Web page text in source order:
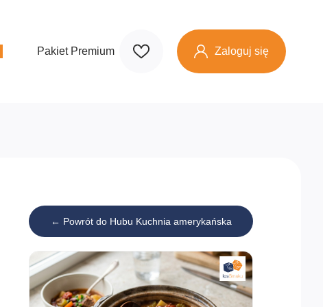
Pakiet Premium Zaloguj się
← Powrót do Hubu Kuchnia amerykańska